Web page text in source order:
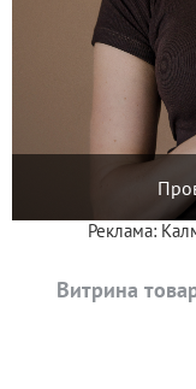
Реклама:
Витрина